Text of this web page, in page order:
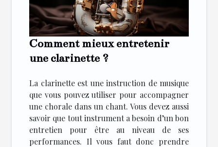
Comment mieux entretenir
une clarinette ?
La clarinette est une instruction de musique
que vous pouvez utiliser pour accompagner
une chorale dans un chant. Vous devez aussi
savoir que tout instrument a besoin d’un bon
entretien pour être au niveau de ses
performances. Il vous faut donc prendre